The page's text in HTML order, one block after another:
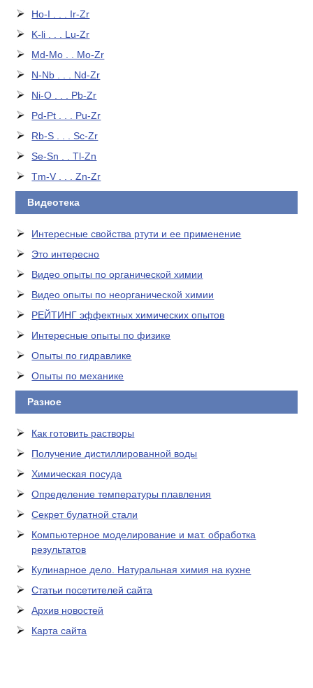
Ho-I . . . Ir-Zr
K-li . . . Lu-Zr
Md-Mo . . Mo-Zr
N-Nb . . . Nd-Zr
Ni-O . . . Pb-Zr
Pd-Pt . . . Pu-Zr
Rb-S . . . Sc-Zr
Se-Sn . . Tl-Zn
Tm-V . . . Zn-Zr
Видеотека
Интересные свойства ртути и ее применение
Это интересно
Видео опыты по органической химии
Видео опыты по неорганической химии
РЕЙТИНГ эффектных химических опытов
Интересные опыты по физике
Опыты по гидравлике
Опыты по механике
Разное
Как готовить растворы
Получение дистиллированной воды
Химическая посуда
Определение температуры плавления
Секрет булатной стали
Компьютерное моделирование и мат. обработка
результатов
Кулинарное дело. Натуральная химия на кухне
Статьи посетителей сайта
Архив новостей
Карта сайта